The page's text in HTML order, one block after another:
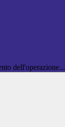
dell'operazione...